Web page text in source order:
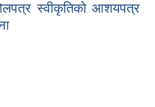
स्वीकृतिको आशयपत्र